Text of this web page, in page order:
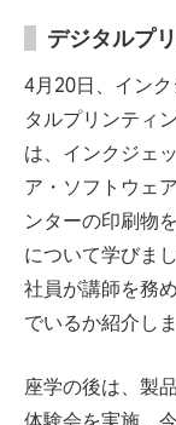
デジタルプ
4月20日、イン
タルプリンティ
は、インクジェ
ア・ソフトウェ
ンターの印刷物
について学びま
社員が講師を務
でいるか紹介しま
座学の後は、製